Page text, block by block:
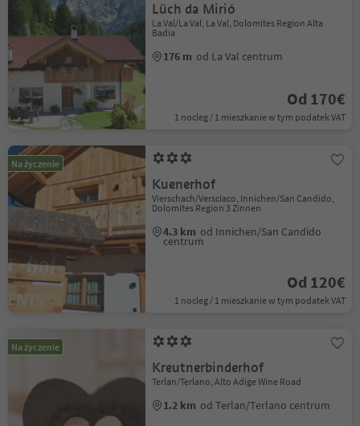
Lüch da Mirió
La Val/La Val, La Val, Dolomites Region Alta
Badia
176 m od La Val centrum
Od 170€
1 nocleg / 1 mieszkanie w tym podatek VAT
Na życzenie
Kuenerhof
Vierschach/Versciaco, Innichen/San Candido,
Dolomites Region 3 Zinnen
4.3 km od Innichen/San Candido
centrum
Od 120€
1 nocleg / 1 mieszkanie w tym podatek VAT
Na życzenie
Kreutnerbinderhof
Terlan/Terlano, Alto Adige Wine Road
1.2 km od Terlan/Terlano centrum